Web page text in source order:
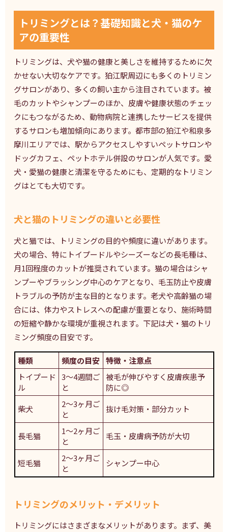
トリミングとは？基礎知識と犬・猫のケ
アの重要性
トリミングは、犬や猫の健康と美しさを維持するために欠
かせない大切なケアです。狛江駅周辺にも多くのトリミン
グサロンがあり、多くの飼い主から注目されています。被
毛のカットやシャンプーのほか、皮膚や健康状態のチェッ
クにもつながるため、動物病院と連携したサービスを提供
するサロンも増加傾向にあります。都市部の狛江や和泉多
摩川エリアでは、駅からアクセスしやすいペットサロンや
ドッグカフェ、ペットホテル併設のサロンが人気です。愛
犬・愛猫の健康と清潔を守るためにも、定期的なトリミン
グはとても大切です。
犬と猫のトリミングの違いと必要性
犬と猫では、トリミングの目的や頻度に違いがあります。
犬の場合、特にトイプードルやシーズーなどの長毛種は、
月1回程度のカットが推奨されています。猫の場合はシャ
ンプーやブラッシング中心のケアとなり、毛玉防止や皮膚
トラブルの予防が主な目的となります。老犬や高齢猫の場
合には、体力やストレスへの配慮が重要となり、施術時間
の短縮や静かな環境が重視されます。下記は犬・猫のトリ
ミング頻度の目安です。
種類 頻度の目安 特徴・注意点
トイプード
ル
3～4週間ご
と
被毛が伸びやすく皮膚疾患予
防に◎
柴犬
2～3ヶ月ご
と
抜け毛対策・部分カット
長毛猫
1～2ヶ月ご
と
毛玉・皮膚病予防が大切
短毛猫
2～3ヶ月ご
と
シャンプー中心
トリミングのメリット・デメリット
トリミングにはさまざまなメリットがあります。まず、美